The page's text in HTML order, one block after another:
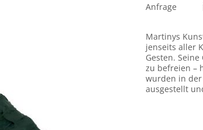
Anfrage
Martinys
jenseits aller
Gesten.
zu befreien –
wurden in der
ausgestellt